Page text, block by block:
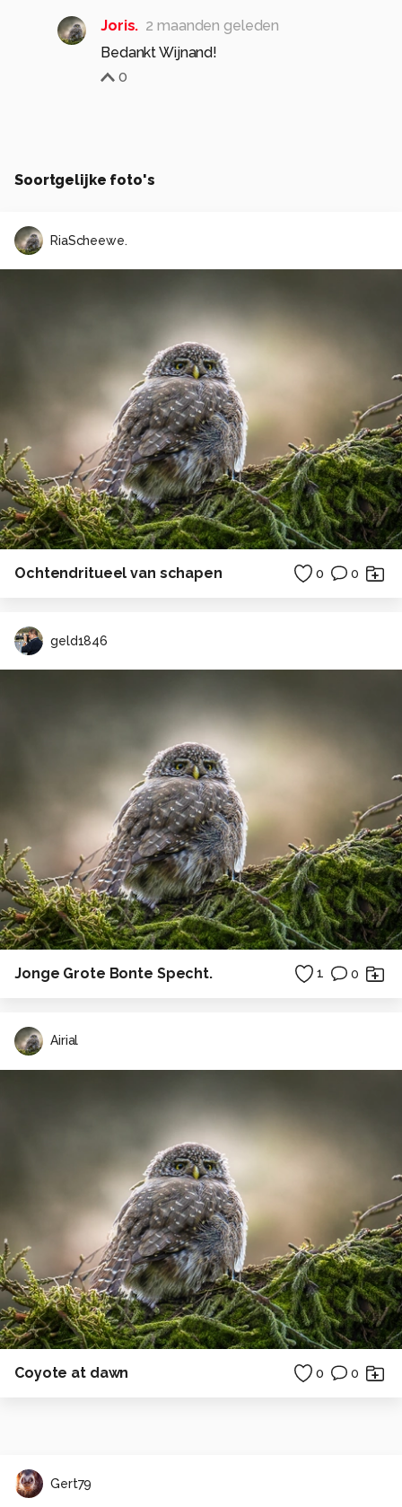
Joris. 2 maanden geleden
Bedankt Wijnand!
0
Soortgelijke foto's
RiaScheewe.
Ochtendritueel van schapen 0 0
geld1846
Jonge Grote Bonte Specht. 1 0
Airial
Coyote at dawn 0 0
Gert79